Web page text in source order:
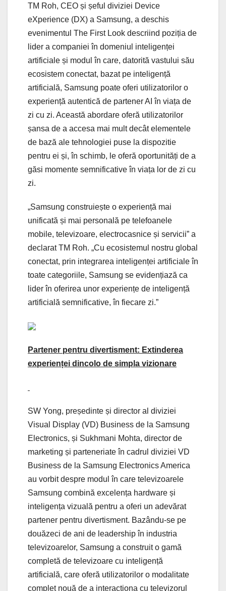
TM Roh, CEO și șeful diviziei Device
eXperience (DX) a Samsung, a deschis
evenimentul The First Look descriind poziția de
lider a companiei în domeniul inteligenței
artificiale și modul în care, datorită vastului său
ecosistem conectat, bazat pe inteligență
artificială, Samsung poate oferi utilizatorilor o
experiență autentică de partener AI în viața de
zi cu zi. Această abordare oferă utilizatorilor
șansa de a accesa mai mult decât elementele
de bază ale tehnologiei puse la dispozitie
pentru ei și, în schimb, le oferă oportunități de a
găsi momente semnificative în viața lor de zi cu
zi.
„Samsung construiește o experiență mai
unificată și mai personală pe telefoanele
mobile, televizoare, electrocasnice și servicii” a
declarat TM Roh. „Cu ecosistemul nostru global
conectat, prin integrarea inteligenței artificiale în
toate categoriile, Samsung se evidențiază ca
lider în oferirea unor experiențe de inteligență
artificială semnificative, în fiecare zi.”
Partener pentru divertisment: Extinderea
experienței dincolo de simpla vizionare
SW Yong, președinte și director al diviziei
Visual Display (VD) Business de la Samsung
Electronics, și Sukhmani Mohta, director de
marketing și parteneriate în cadrul diviziei VD
Business de la Samsung Electronics America
au vorbit despre modul în care televizoarele
Samsung combină excelența hardware și
inteligența vizuală pentru a oferi un adevărat
partener pentru divertisment. Bazându-se pe
douăzeci de ani de leadership în industria
televizoarelor, Samsung a construit o gamă
completă de televizoare cu inteligență
artificială, care oferă utilizatorilor o modalitate
complet nouă de a interacționa cu televizorul